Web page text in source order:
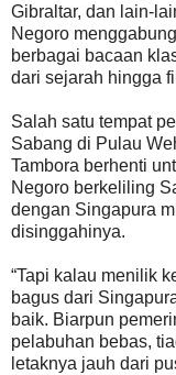
Gibraltar, dan lain-
Negoro
berbagai bacaan
dari sejarah hingga
Salah satu tempat
Sabang di Pulau
Tambora berhenti
Negoro berkeliling
dengan Singapura
disinggahinya.
“Tapi kalau menilik
bagus dari
baik. Biarpun
pelabuhan bebas,
letaknya jauh dari